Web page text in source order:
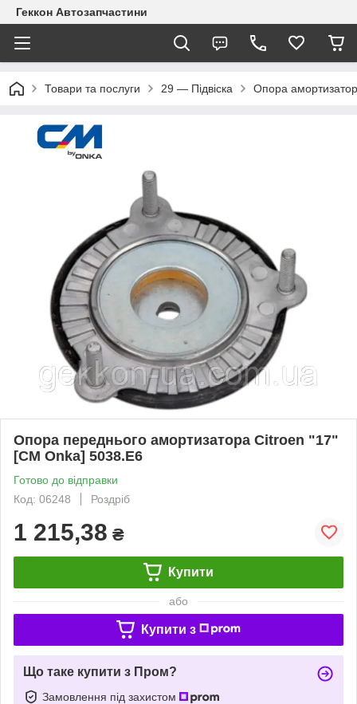
Геккон Автозапчастини
Товари та послуги 29 — Підвіска Опора
Опора переднього амортизатора Citroen "17"
[СМ Onka] 5038.E6
Готово до відправки
Код: 06248
Роздріб
1 215,38 ₴
Купити
або
Купити з
Що таке купити з Пром?
Замовлення під захистом